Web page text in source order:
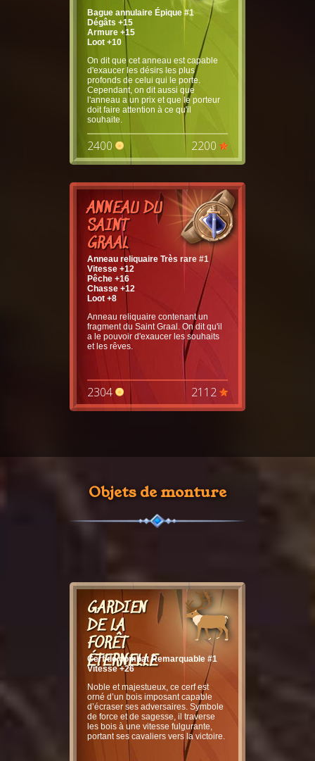
Bague annulaire Épique #1
Dégâts +15
Armure +15
Loot +10
On dit que cet anneau est capable
d'exaucer les désirs les plus
profonds de celui qui le porte.
Cependant, on dit aussi que
l'anneau a un prix et que le porteur
doit faire attention à ce qu'il
souhaite.
2400 2200
ANNEAU DU
SAINT
GRAAL
Anneau reliquaire Très rare #1
Vitesse +12
Pêche +16
Chasse +12
Loot +8
Anneau reliquaire contenant un
fragment du Saint Graal. On dit qu'il
a le pouvoir d'exaucer les souhaits
et les rêves.
2304 2112
Objets de monture
GARDIEN
DE LA
FORÊT
ÉTERNELLE
Cerf de combat Remarquable #1
Vitesse +26
Noble et majestueux, ce cerf est
orné d’un bois imposant capable
d’écraser ses adversaires. Symbole
de force et de sagesse, il traverse
les bois à une vitesse fulgurante,
portant ses cavaliers vers la victoire.